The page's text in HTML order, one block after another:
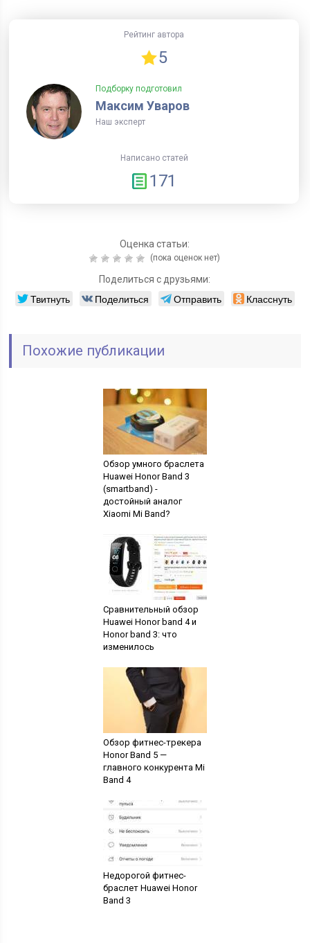
Рейтинг автора
5
Подборку подготовил
Максим Уваров
Наш эксперт
Написано статей
171
Оценка статьи:
(пока оценок нет)
Поделиться с друзьями:
Твитнуть Поделиться Отправить Класснуть
Похожие публикации
Обзор умного браслета
Huawei Honor Band 3
(smartband) -
достойный аналог
Xiaomi Mi Band?
Сравнительный обзор
Huawei Honor band 4 и
Honor band 3: что
изменилось
Обзор фитнес-трекера
Honor Band 5 —
главного конкурента Mi
Band 4
Недорогой фитнес-
браслет Huawei Honor
Band 3